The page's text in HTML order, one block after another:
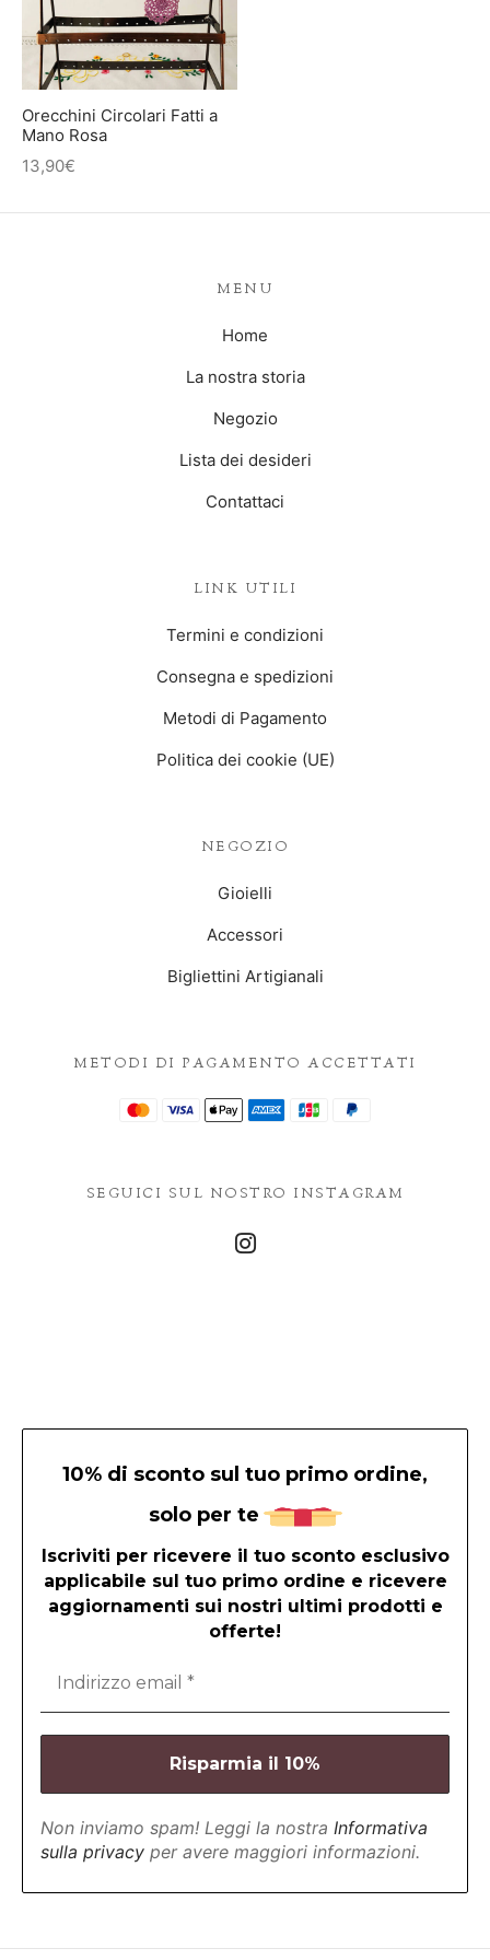
Orecchini Circolari Fatti a
Mano Rosa
13,90€
METODI DI PAGAMENTO ACCETTATI
SEGUICI SUL NOSTRO INSTAGRAM
LINK UTILI
Termini e condizioni
Consegna e spedizioni
Metodi di Pagamento
Politica dei cookie (UE)
NEGOZIO
Gioielli
Accessori
Bigliettini Artigianali
MENU
Home
La nostra storia
Negozio
Lista dei desideri
Contattaci
10% di sconto sul tuo primo ordine,
solo per te
Iscriviti per ricevere il tuo sconto esclusivo
applicabile sul tuo primo ordine e ricevere
aggiornamenti sui nostri ultimi prodotti e
offerte!
Non inviamo spam! Leggi la nostra Informativa
sulla privacy per avere maggiori informazioni.